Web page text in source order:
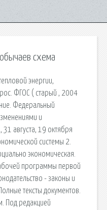
схема
энергии,
ФГОС ( старый , 2004
Федеральный
и
августа, 19 октября
системы 2.
экономическая.
программы первой
- законы и
тексты документов.
Под редакцией